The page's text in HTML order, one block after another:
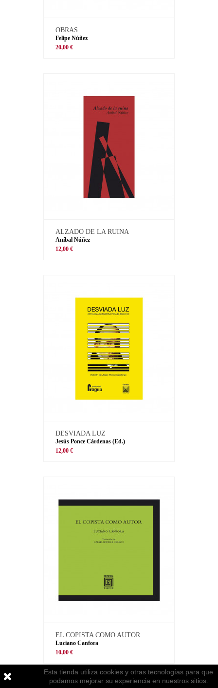
OBRAS
Felipe Núñez
20,00 €
ALZADO DE LA RUINA
Aníbal Núñez
12,00 €
DESVIADA LUZ
Jesús Ponce Cárdenas (Ed.)
12,00 €
EL COPISTA COMO AUTOR
Luciano Canfora
10,00 €
Esta tienda utiliza cookies y otras tecnologías para que
podamos mejorar su experiencia en nuestros sitios.